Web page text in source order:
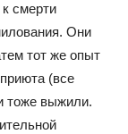
смерти
Они
тот же опыт
(все
тоже выжили.